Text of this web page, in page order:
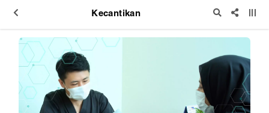
Kecantikan